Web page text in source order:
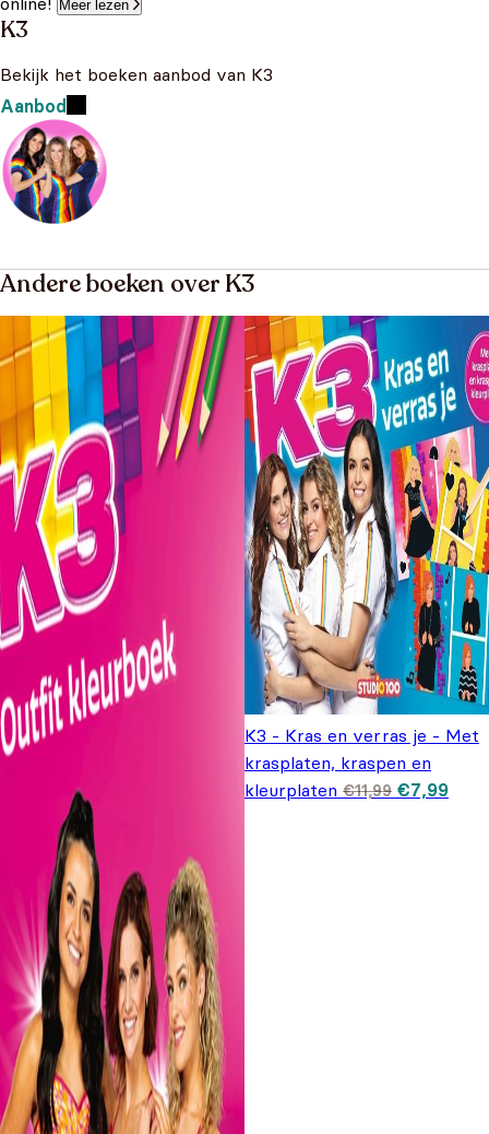
Meer lezen
K3
Bekijk het boeken aanbod van K3
Aanbod
Andere boeken over K3
K3 - Kras en verras je - Met
krasplaten, kraspen en
kleurplaten €11,99 prijs was:
€7,99
prijs